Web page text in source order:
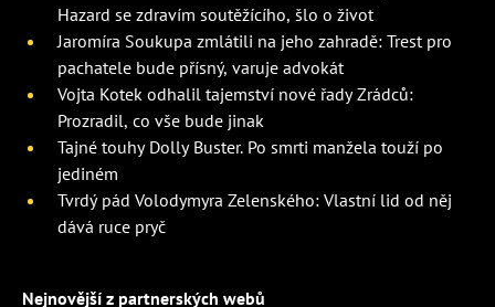
Hazard se zdravím soutěžícího, šlo o život
Jaromíra Soukupa zmlátili na jeho zahradě: Trest pro
pachatele bude přísný, varuje advokát
Vojta Kotek odhalil tajemství nové řady Zrádců:
Prozradil, co vše bude jinak
Tajné touhy Dolly Buster. Po smrti manžela touží po
jediném
Tvrdý pád Volodymyra Zelenského: Vlastní lid od něj
dává ruce pryč
Nejnovější z partnerských webů